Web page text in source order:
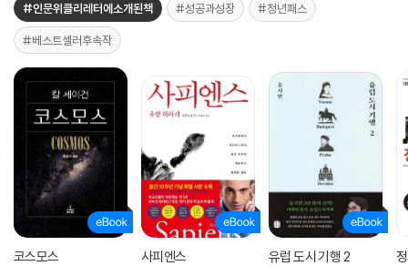
#인문위클리레터에소개된책 #성공과성장 #청년패스
#베스트셀러후속작
코스모스 사피엔스 유럽 도시 기행 2